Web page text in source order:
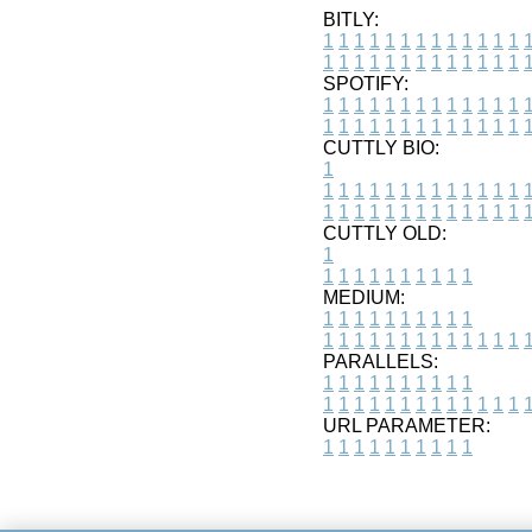
BITLY:
1 1 1 1 1 1 1 1 1 1 1 1 1 1
1 1 1 1 1 1 1 1 1 1 1 1 1 1
SPOTIFY:
1 1 1 1 1 1 1 1 1 1 1 1 1 1
1 1 1 1 1 1 1 1 1 1 1 1 1 1
CUTTLY BIO:
1
1 1 1 1 1 1 1 1 1 1 1 1 1 1
1 1 1 1 1 1 1 1 1 1 1 1 1 1
CUTTLY OLD:
1
1 1 1 1 1 1 1 1 1 1
MEDIUM:
1 1 1 1 1 1 1 1 1 1
1 1 1 1 1 1 1 1 1 1 1 1 1 1
PARALLELS:
1 1 1 1 1 1 1 1 1 1
1 1 1 1 1 1 1 1 1 1 1 1 1 1
URL PARAMETER:
1 1 1 1 1 1 1 1 1 1